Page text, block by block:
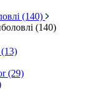
(140)
(140)
(29)